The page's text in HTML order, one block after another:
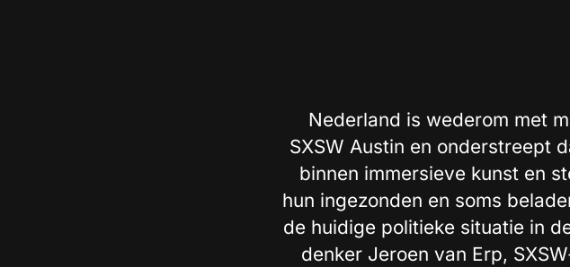
Nederland is wederom met
SXSW Austin en onderstreept
binnen immersieve kunst en
hun ingezonden en soms
de huidige politieke situatie in
denker Jeroen van Erp,